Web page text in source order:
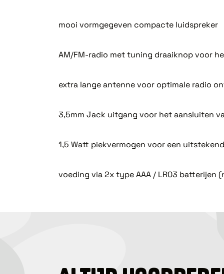
mooi vormgegeven compacte luidspreker
AM/FM-radio met tuning draaiknop voor
extra lange antenne voor optimale radio
3,5mm Jack uitgang voor het aansluiten
1,5 Watt piekvermogen voor een
voeding via 2x type AAA / LR03 batterijen